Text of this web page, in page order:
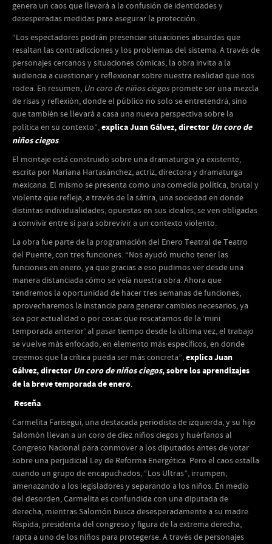
genera un caos que llevará a la confusión de identidades y
desesperadas medidas para asegurar la protección.
“Los espectadores podrán presenciar situaciones absurdas que
resaltan las contradicciones y los problemas del sistema. A través de
personajes cercanos y situaciones cómicas, la obra invita a la
audiencia a cuestionar y reflexionar sobre nuestra realidad que nos
rodea. En resumen, Un coro de niños ciegospromete ser una mezcla
de risas y reflexión, donde el público no solo se entretendrá, sino
que también se llevará a casa una nueva perspectiva sobre la
política en su contexto”,explica Juan Gálvez, director Un coro de
niños ciegos.
El montaje está construido sobre una dramaturgia ya existente,
escrita por Mariana Hartasánchez, actriz, directora y dramaturga
mexicana. El mismo se presenta como una comedia política, brutal y
violenta que refleja, a través de la sátira, una sociedad en donde
distintas individualidades, opuestas en sus ideales, se ven obligadas
a convivir entre sí para sobrevivir a un contexto violento.
La obra fue parte de la programación del Enero Teatral de Teatro
del Puente, con tres funciones. “Nos ayudó mucho tener las
funciones en enero, ya que gracias a eso pudimos ver desde una
manera distanciada cómo se veía nuestra obra. Ahora que
tendremos la oportunidad de hacer tres semanas de funciones,
aprovecharemos la instancia para generar cambios necesarios, ya
sea por actualidad o por cosas que rescatamos de la ‘mini
temporada anterior’ al pasar tiempo desde la última vez, el trabajo
se vuelve más enfocado, en elemento más específicos, en donde
creemos que la crítica pueda ser más concreta”,explica Juan
Gálvez, director Un coro de niños ciegos, sobre los aprendizajes
de la breve temporada de enero.
Reseña
Carmelita Farisegui, una destacada periodista de izquierda, y su hijo
Salomón llevan a un coro de diez niños ciegos y huérfanos al
Congreso Nacional para conmover a los diputados antes de votar
sobre una perjudicial Ley de Reforma Energética. Pero el caos estalla
cuando un grupo de encapuchados, “Los Ultras”, irrumpen,
amenazando a los legisladores y separando a los niños. En medio
del desorden, Carmelita es confundida con una diputada de
derecha, mientras Salomón busca desesperadamente a su madre.
Ríspida, presidenta del congreso y figura de la extrema derecha,
rapta a uno de los niños para protegerse. A través de personajes